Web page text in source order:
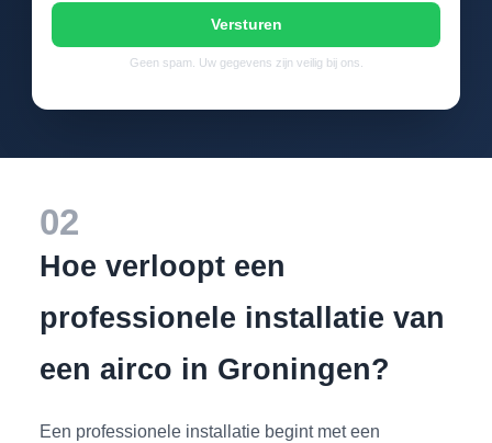
Versturen
Geen spam. Uw gegevens zijn veilig bij ons.
02
Hoe verloopt een
professionele installatie van
een airco in Groningen?
Een professionele installatie begint met een